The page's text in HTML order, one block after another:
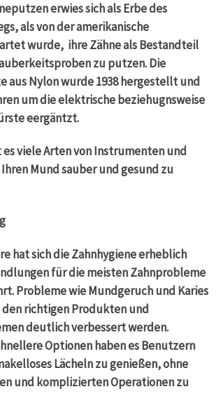
erwies sich als Erbe des
als von der amerikanische
wurde, ihre Zähne als Bestandteil
zu putzen. Die
aus Nylon wurde 1938 hergestellt und
um die elektrische beziehugnsweise
eergäntzt.
viele Arten von Instrumenten und
Mund sauber und gesund zu
hat sich die Zahnhygiene erheblich
für die meisten Zahnprobleme
Probleme wie Mundgeruch und Karies
richtigen Produkten und
deutlich verbessert werden.
Optionen haben es Benutzern
Lächeln zu genießen, ohne
und komplizierten Operationen zu